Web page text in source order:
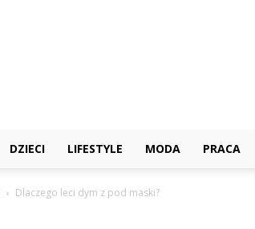
DZIECI LIFESTYLE MODA PRACA
Dlaczego leci dym z pod maski?